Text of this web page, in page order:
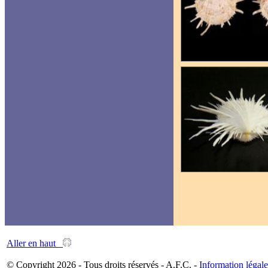
Aller en haut
© Copyright 2026 - Tous droits réservés - A.F.C. - Information légale